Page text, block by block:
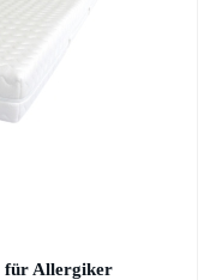
für Allergiker